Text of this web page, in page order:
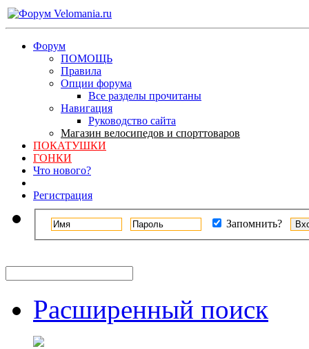
Форум
ПОМОЩЬ
Правила
Опции форума
Все разделы прочитаны
Навигация
Руководство сайта
Магазин велосипедов и спорттоваров
ПОКАТУШКИ
ГОНКИ
Что нового?
Регистрация
Запомнить?
Расширенный поиск